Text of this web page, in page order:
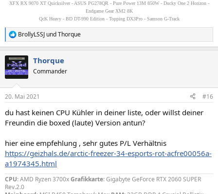
XFX RX 9070 XT Quicksilver - ASUS PG278QR - Pure Power 13M 850W - Ducky One 2 Horizon -
Endgame Gear XM2 8K
QcK Heavy - BD DT-990 Edition - Topping DX3Pro - Samson G-Track
R
e
k
t
i
e
:
BrollyLSSJ undThorque
Thorque
Commander
20. Mai 2021 #16
du hast keinen CPU Kühler in deiner liste, oder willst deiner
Freundin die boxed (laute) Version antun?
hier eine empfehlung , sehr gutes P/L Verhältnis
https://geizhals.de/arctic-freezer-34-esports-rot-acfre00056a-
a1974345.html
CPU: AMD Ryzen 3700xGrafikkarte: Gigabyte GeForce RTX 2060 SUPER
Rev.2.0